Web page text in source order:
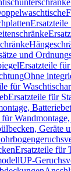
Ersatzteile
und
Ersatzteile
Ohne
für
Ersatzteile für
für
Geräte
Ersatzteile für
UP-